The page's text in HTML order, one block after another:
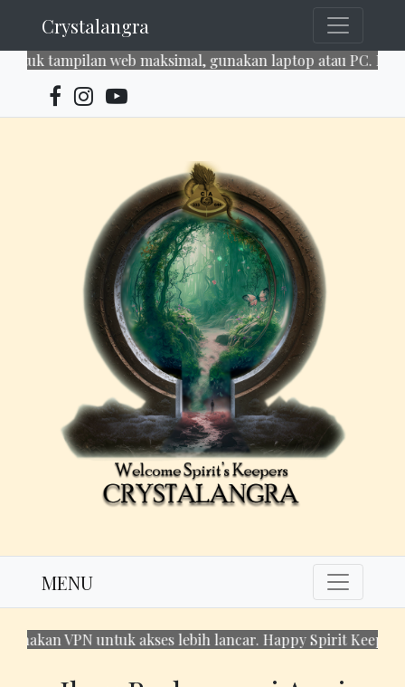
Crystalangra
tampilan web maksimal, gunakan laptop atau PC. Enjoy
MENU
VPN untuk akses lebih lancar. Happy Spirit Keeping!